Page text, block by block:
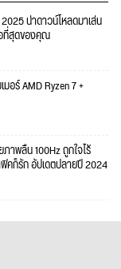
น่าดาวน์โหลดมาเล่น
ที่สุดของคุณ
มอร์ AMD Ryzen 7 +
าพลื่น 100Hz ถูกใจไร้
คก็รัก อัปเดตปลายปี 2024